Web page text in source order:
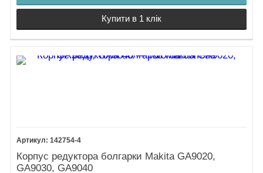
Купити в 1 клік
142754-4
Корпус редуктора болгарки Makita GA9020,
GA9030, GA9040